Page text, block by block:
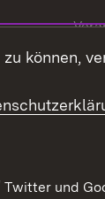
können,
und